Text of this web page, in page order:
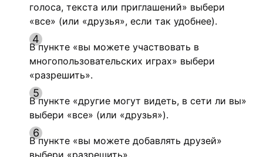
голоса, текста или приглашений» выбери
«все» (или «друзья», если так удобнее).
В пункте «вы можете участвовать в
многопользовательских играх» выбери
«разрешить».
В пункте «другие могут видеть, в сети ли вы»
выбери «все» (или «друзья»).
В пункте «вы можете добавлять друзей»
выбери «разрешить».